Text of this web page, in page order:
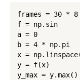
frames = 30 *
f = np.sin
a = 0
b = 4 * np.pi
x =
y = f(x)
y_max =